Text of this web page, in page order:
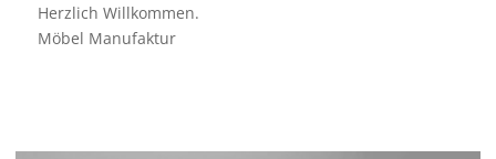
Herzlich Willkommen.
Möbel Manufaktur